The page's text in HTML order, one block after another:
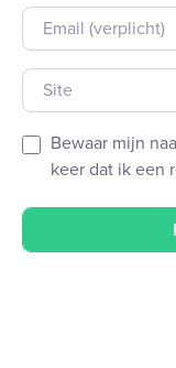
E-mail
Site
Bewaar mijn
keer dat ik een